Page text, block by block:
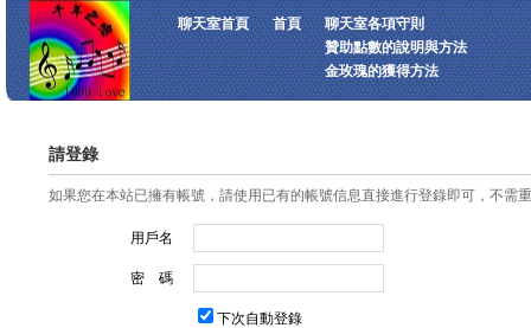
聊天室首頁 首頁
聊天室各項守則
贊助點數的說明與方法
金玫瑰的獲得方法
請登錄
如果您在本站已擁有帳號，請使用已有的帳號信息直接進行登錄即可，不需
用戶名
密 碼
下次自動登錄